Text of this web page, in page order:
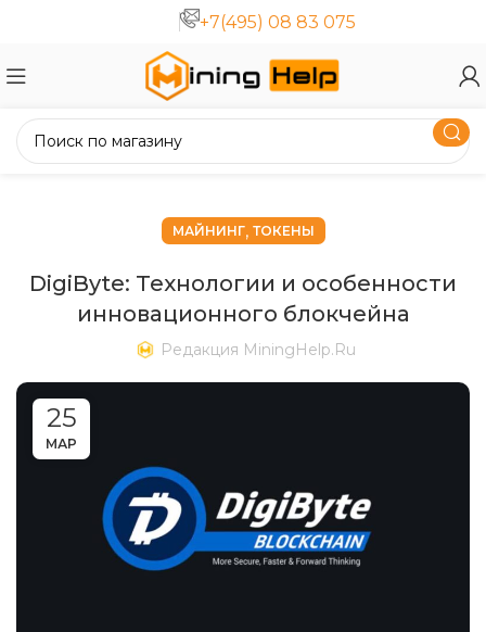
+7(495) 08 83 075
МАЙНИНГ, ТОКЕНЫ
DigiByte: Технологии и особенности
инновационного блокчейна
Редакция MiningHelp.ru
25
МАР